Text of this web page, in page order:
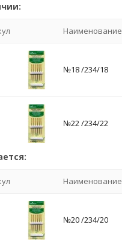
Наименование
№18 /234/18
№22 /234/22
Наименование
№20 /234/20